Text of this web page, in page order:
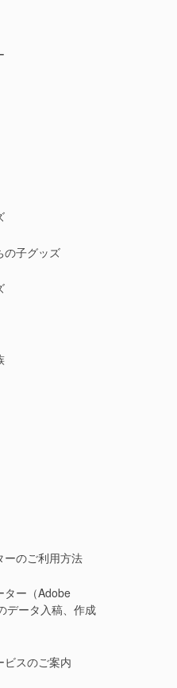
の子グッズ
ーのご利用方法
ター（Adobe
データ入稿、作成
ビスのご案内